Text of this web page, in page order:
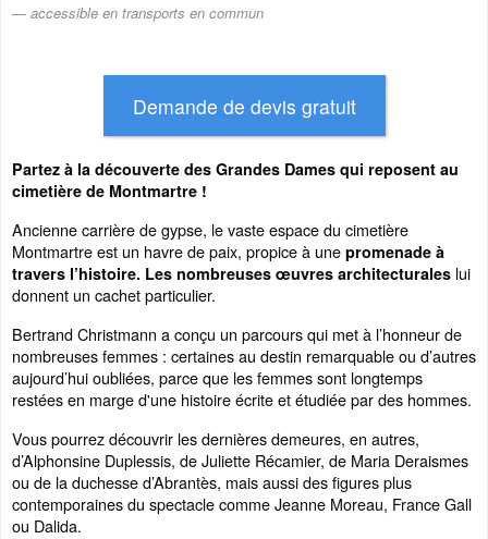
accessible en transports en commun
Partez à la découverte des Grandes Dames qui reposent au
cimetière de Montmartre !
Ancienne carrière de gypse, le vaste espace du cimetière
Montmartre est un havre de paix, propice à une promenade à
travers l’histoire. Les nombreuses œuvres architecturales lui
donnent un cachet particulier.
Bertrand Christmann a conçu un parcours qui met à l’honneur de
nombreuses femmes : certaines au destin remarquable ou d’autres
aujourd’hui oubliées, parce que les femmes sont longtemps
restées en marge d'une histoire écrite et étudiée par des hommes.
Vous pourrez découvrir les dernières demeures, en autres,
d’Alphonsine Duplessis, de Juliette Récamier, de Maria Deraismes
ou de la duchesse d’Abrantès, mais aussi des figures plus
contemporaines du spectacle comme Jeanne Moreau, France Gall
ou Dalida.